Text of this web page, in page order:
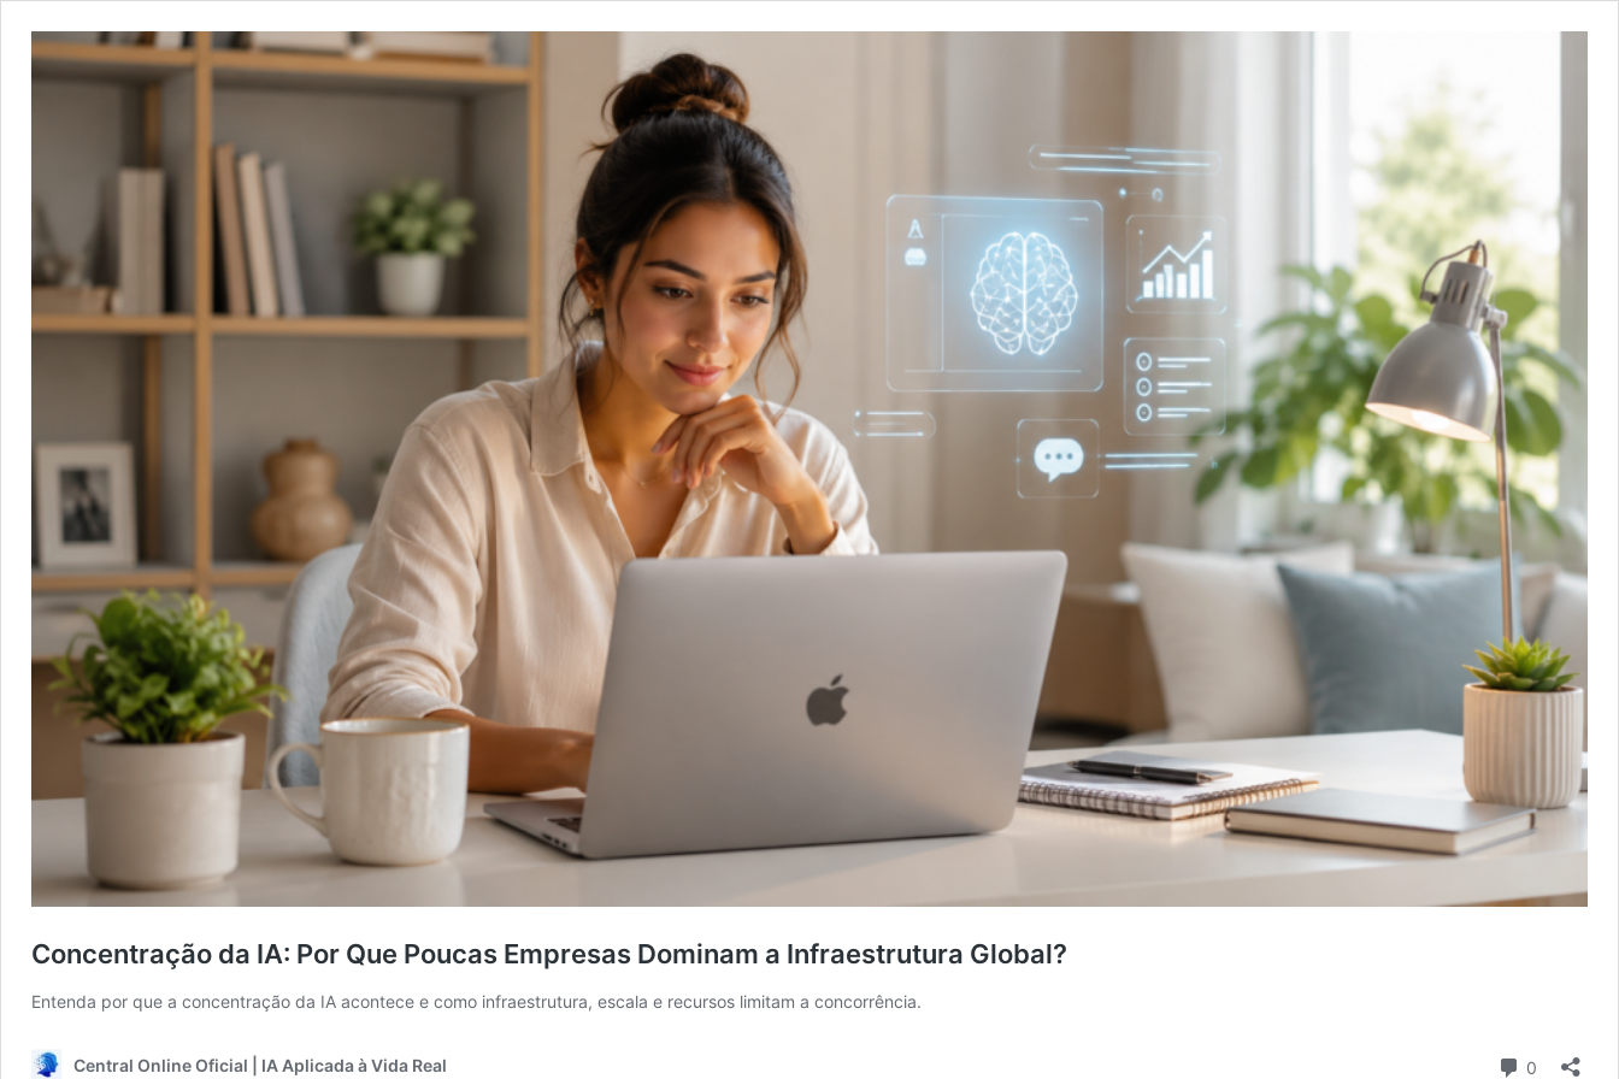
Concentração da IA: Por Que Poucas Empresas Dominam a Infraestrutura Global?
Entenda por que a concentração da IA acontece e como infraestrutura, escala e recursos limitam a concorrência.
Central Online Oficial | IA Aplicada à Vida Real 0